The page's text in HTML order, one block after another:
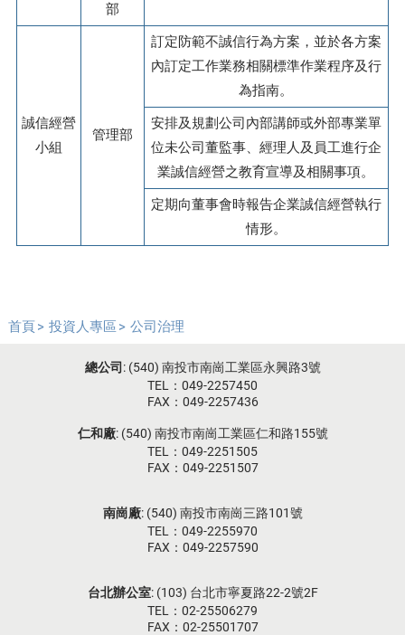
部
誠信經營
小組
管理部
訂定防範不誠信行為方案，並於各方案
內訂定工作業務相關標準作業程序及行
為指南。
安排及規劃公司內部講師或外部專業單
位未公司董監事、經理人及員工進行企
業誠信經營之教育宣導及相關事項。
定期向董事會時報告企業誠信經營執行
情形。
首頁 投資人專區 公司治理
總公司 : (540) 南投市南崗工業區永興路3號
TEL：049-2257450
FAX：049-2257436
仁和廠: (540) 南投市南崗工業區仁和路155號
TEL：049-2251505
FAX：049-2251507
南崗廠: (540) 南投市南崗三路101號
TEL：049-2255970
FAX：049-2257590
台北辦公室: (103) 台北市寧夏路22-2號2F
TEL：02-25506279
FAX：02-25501707